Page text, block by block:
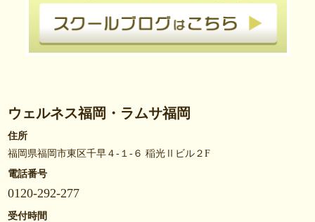
ウェルネス福岡・ラムサ福岡
住所
福岡県福岡市東区千早４-１-６ 稲光Ⅱビル２F
電話番号
0120-292-277
受付時間